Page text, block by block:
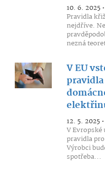
10. 6. 2025 •
Pravidla
nejdříve.
nezná
V EU
12. 5. 2025 •
V
pravidla
Výrobci
spotřeba...